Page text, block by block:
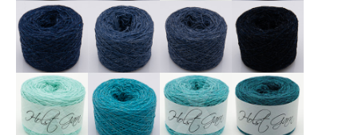
X
X